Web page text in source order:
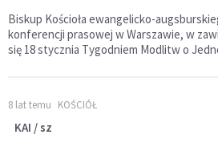
Biskup Kościoła ewangelicko-
konferencji prasowej w Warszawie, w
się 18 stycznia Tygodniem Modlitw o
8 lat temu KOŚCIÓŁ
KAI / sz